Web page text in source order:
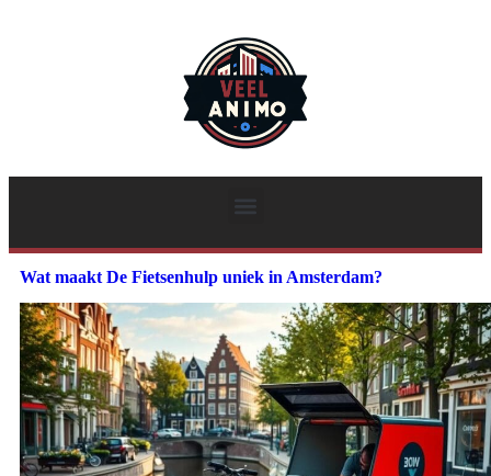
Wat maakt De Fietsenhulp uniek in Amsterdam?